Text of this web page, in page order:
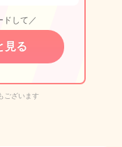
ドして／
見る
ございます